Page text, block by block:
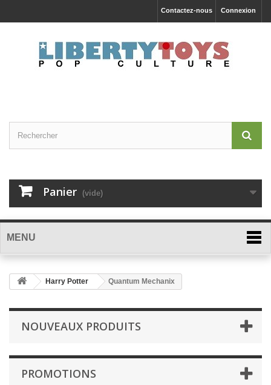
Connexion
Contactez-nous
Panier (vide)
MENU
Harry Potter Quantum Mechanix
NOUVEAUX PRODUITS
PROMOTIONS